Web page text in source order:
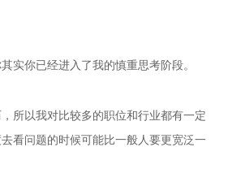
实你已经进入了我的慎重思考阶段。
所以我对比较多的职位和行业都有一定
看问题的时候可能比一般人要更宽泛一